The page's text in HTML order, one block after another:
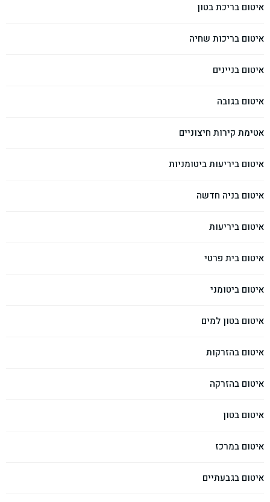
איטום בריכת בטון
איטום בריכות שחיה
איטום בניינים
איטום בגובה
אטימת קירות חיצוניים
איטום ביריעות ביטומניות
איטום בניה חדשה
איטום ביריעות
איטום בית פרטי
איטום ביטומני
איטום בטון למים
איטום בהזרקות
איטום בהזרקה
איטום בטון
איטום במרכז
איטום בגבעתיים